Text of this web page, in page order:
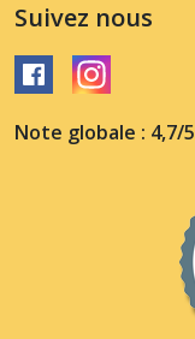
Suivez nous
Note globale : 4,7/5